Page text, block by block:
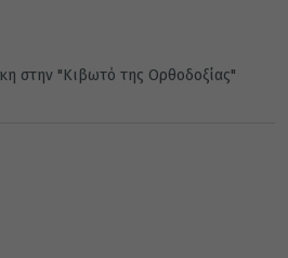
στην "Κιβωτό της Ορθοδοξίας"